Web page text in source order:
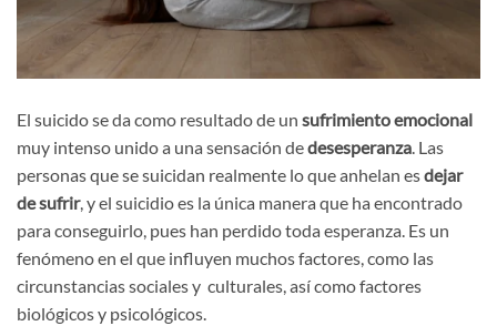
El suicido se da como resultado de un sufrimiento emocional
muy intenso unido a una sensación dedesesperanza. Las
personas que se suicidan realmente lo que anhelan esdejar
de sufrir, y el suicidio es la única manera que ha encontrado
para conseguirlo, pues han perdido toda esperanza. Es un
fenómeno en el que influyen muchos factores, como las
circunstancias sociales y culturales, así como factores
biológicos y psicológicos.